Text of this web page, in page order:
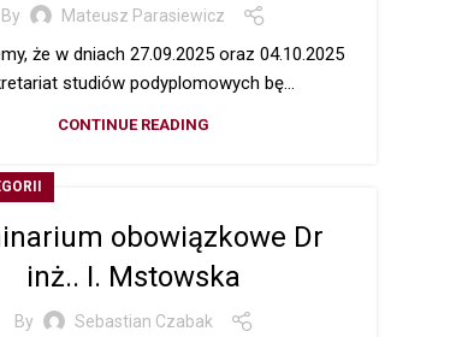
By Mateusz Parasiewicz
że w dniach 27.09.2025 oraz 04.10.2025
studiów podyplomowych bę...
CONTINUE READING
obowiązkowe Dr
inż.. I. Mstowska
By Sebastian Czabak